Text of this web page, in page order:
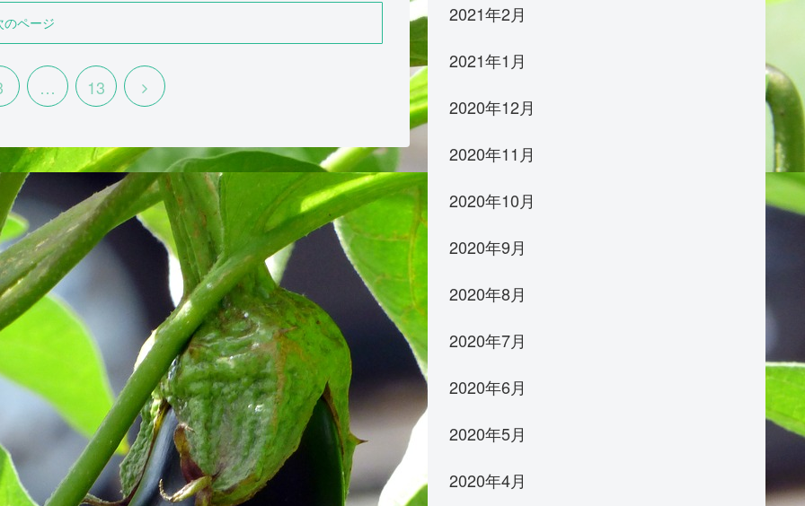
のページ
… 13
2021年2月
2021年1月
2020年12月
2020年11月
2020年10月
2020年9月
2020年8月
2020年7月
2020年6月
2020年5月
2020年4月